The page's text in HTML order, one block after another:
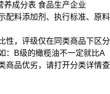
养成分表 食品生产企业
配料添加剂 、 执行标准、 原料
性，评级仅在 同类商品下区分
：B级的橄榄油不一定就比A
商品优劣，请打开分类详情查